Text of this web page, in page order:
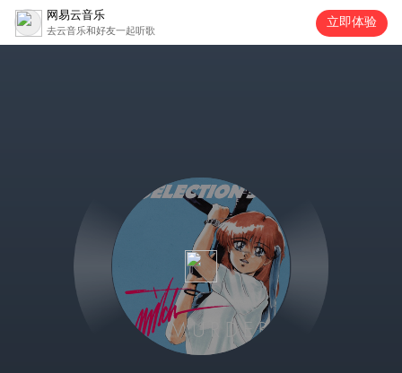
网易云音乐
去云音乐和好友一起听歌
立即体验